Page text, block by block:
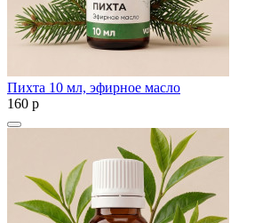
Пихта 10 мл, эфирное масло
160 p